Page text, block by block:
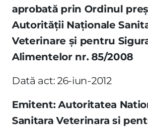
aprobată prin Ordinul
Autorităţii Naţionale
Veterinare şi pentru
Alimentelor nr. 85/2008
Dată act: 26-iun-2012
Emitent: Autoritatea
Sanitara Veterinara si